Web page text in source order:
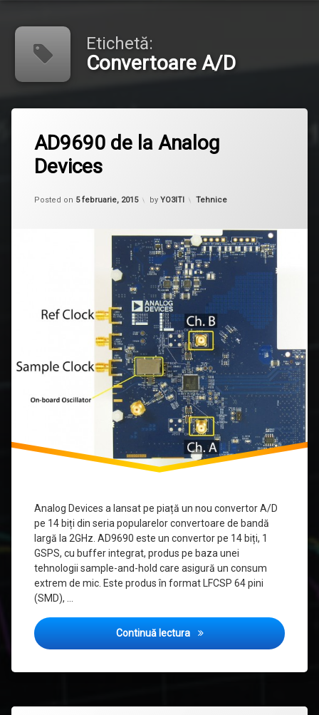
Etichetă:
Convertoare A/D
AD9690 de la Analog
Devices
Posted on 5 februarie, 2015
Updated on 27 septembrie, 2015
by YO3ITI Categorii:
Tehnice
Analog Devices a lansat pe piață un nou convertor A/D
pe 14 biți din seria popularelor convertoare de bandă
largă la 2GHz. AD9690 este un convertor pe 14 biți, 1
GSPS, cu buffer integrat, produs pe baza unei
tehnologii sample-and-hold care asigură un consum
extrem de mic. Este produs în format LFCSP 64 pini
(SMD), …
Continuă lectura AD9690 de la Analog
AD9690
Analog
un
comentariu
la
AD9690
la